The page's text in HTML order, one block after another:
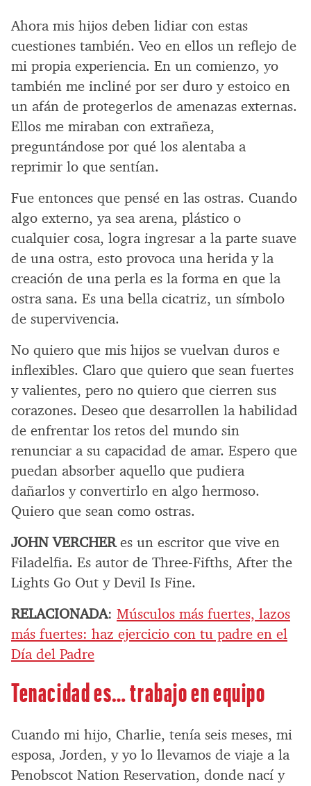
Ahora mis hijos deben lidiar con estas
cuestiones también. Veo en ellos un reflejo de
mi propia experiencia. En un comienzo, yo
también me incliné por ser duro y estoico en
un afán de protegerlos de amenazas externas.
Ellos me miraban con extrañeza,
preguntándose por qué los alentaba a
reprimir lo que sentían.
Fue entonces que pensé en las ostras. Cuando
algo externo, ya sea arena, plástico o
cualquier cosa, logra ingresar a la parte suave
de una ostra, esto provoca una herida y la
creación de una perla es la forma en que la
ostra sana. Es una bella cicatriz, un símbolo
de supervivencia.
No quiero que mis hijos se vuelvan duros e
inflexibles. Claro que quiero que sean fuertes
y valientes, pero no quiero que cierren sus
corazones. Deseo que desarrollen la habilidad
de enfrentar los retos del mundo sin
renunciar a su capacidad de amar. Espero que
puedan absorber aquello que pudiera
dañarlos y convertirlo en algo hermoso.
Quiero que sean como ostras.
JOHN VERCHERes un escritor que vive en
Filadelfia. Es autor de Three-Fifths, After the
Lights Go Out y Devil Is Fine.
RELACIONADA: Músculos más fuertes, lazos
más fuertes: haz ejercicio con tu padre en el
Día del Padre
Tenacidad es… trabajo en equipo
Cuando mi hijo, Charlie, tenía seis meses, mi
esposa, Jorden, y yo lo llevamos de viaje a la
Penobscot Nation Reservation, donde nací y